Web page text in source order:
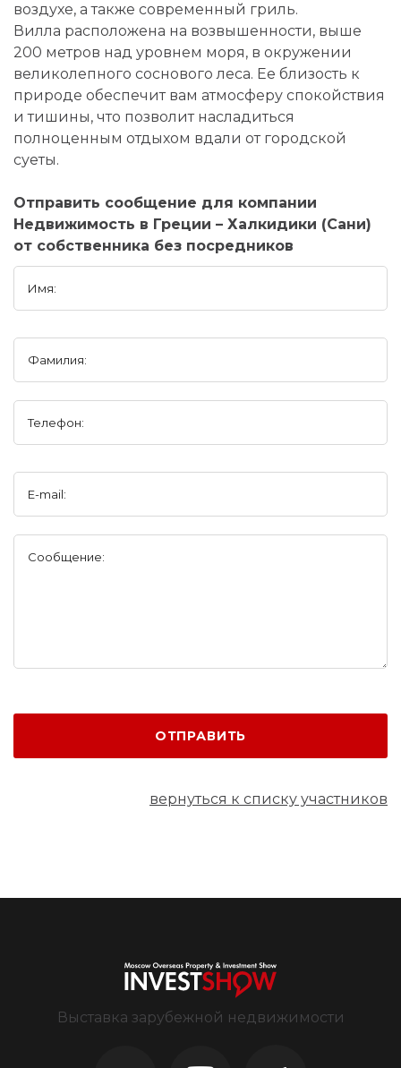
воздухе, а также современный гриль.
Вилла расположена на возвышенности, выше
200 метров над уровнем моря, в окружении
великолепного соснового леса. Ее близость к
природе обеспечит вам атмосферу спокойствия
и тишины, что позволит насладиться
полноценным отдыхом вдали от городской
суеты.
Отправить сообщение для компании
Недвижимость в Греции – Халкидики (Сани)
от собственника без посредников
Имя:
Фамилия:
Телефон:
E-mail:
Сообщение:
ОТПРАВИТЬ
вернуться к списку участников
Выставка зарубежной недвижимости